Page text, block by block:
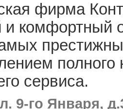
фирма
и комфортный
полного
сервиса.
9-го Января,